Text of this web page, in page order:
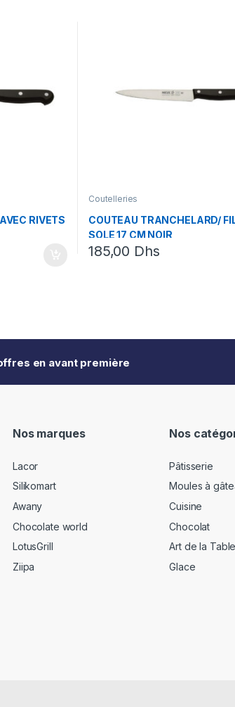
RIVETS
Coutelleries
COUTEAU TRANCHELARD/
SOLE 17 CM NOIR
185,00 Dhs
en avant première
Nos marques
Lacor
Silikomart
Awany
Chocolate world
LotusGrill
Ziipa
Nos
Pâtisserie
Moules à
Cuisine
Chocolat
Art de la Table
Glace